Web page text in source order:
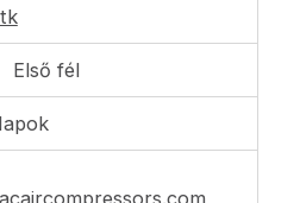
Első fél